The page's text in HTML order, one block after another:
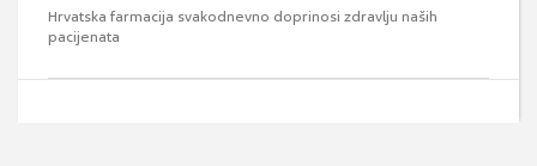
Hrvatska farmacija svakodnevno doprinosi zdravlju naših
pacijenata